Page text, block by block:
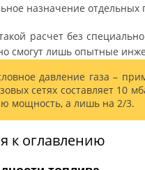
назначение
расчет без
смогут лишь опытные
давление газа –
сетях составляет 10
мощность, а лишь на 2/3.
к оглавлению